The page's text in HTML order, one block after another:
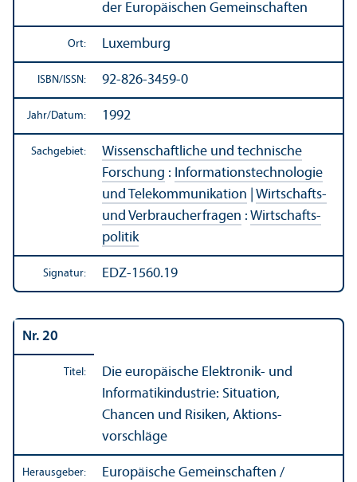
der Europäischen Gemeinschaften
Ort: Luxemburg
ISBN/ISSN: 92-826-3459-0
Jahr/Datum: 1992
Sachgebiet:
Wissenschaft­liche und technische
Forschung : Informations­technologie
und Telekommunikation
Wirtschafts-
und Verbraucherfragen : Wirtschafts­
politik
Signatur: EDZ-1560.19
Nr. 20
Titel:
Die europäische Elektronik- und
Informatikindustrie: Situation,
Chancen und Risiken, Aktions­
vorschläge
Herausgeber:
Europäische Gemeinschaften /